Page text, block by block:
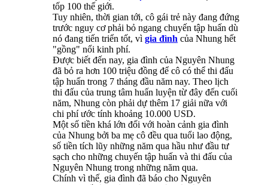
tốp 100 thế giới. ​
Tuy nhiên, thời gian tới, cô gái trẻ này đang đứng
trước nguy cơ phải bỏ ngang chuyến tập huấn dù
nó đang tiến triển tốt, vì gia đình của Nhung hết
"gồng" nổi kinh phí.​
Được biết đến nay, gia đình của Nguyên Nhung
đã bỏ ra hơn 100 triệu đồng để cô có thể thi đấu
tập huấn trong 7 tháng đầu năm nay. Theo lịch
thi đấu của trung tâm huấn luyện từ đây đến cuối
năm, Nhung còn phải dự thêm 17 giải nữa với
chi phí ước tính khoảng 10.000 USD. ​
Một số tiền khá lớn đối với hoàn cảnh gia đình
của Nhung bởi ba mẹ cô đều qua tuổi lao động,
số tiền tích lũy những năm qua hầu như đầu tư
sạch cho những chuyến tập huấn và thi đấu của
Nguyên Nhung trong những năm qua. ​
Chính vì thế, gia đình đã báo cho Nguyên